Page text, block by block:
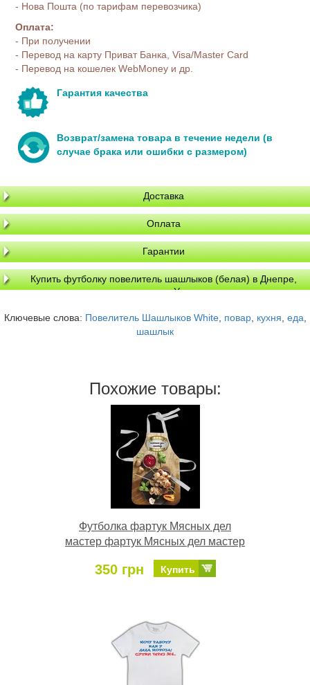
- Нова Пошта (по тарифам перевозчика)
Оплата:
- При получении
- Перевод на карту Приват Банка, Visa/Master Card
- Перевод на кошелек WebMoney и др.
Гарантия качества
Возврат/замена товара в течение недели (в
случае брака или ошибки с размером)
Доставка
Оплата
Гарантии
Купить футболку повелитель шашлыков (белая) в Днепре,
доставка по Украине
Ключевые слова: Повелитель Шашлыков White, повар, кухня, еда,
шашлык
Похожие товары:
Футболка фартук Мясных дел
мастер фартук Мясных дел мастер
350 грн Купить